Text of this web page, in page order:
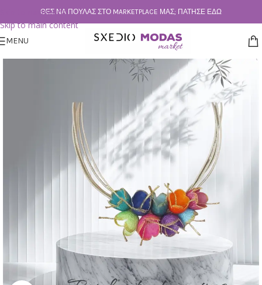
Skip to navigation
Skip to main content
ΘΕΣ ΝΑ ΠΟΥΛΆΣ ΣΤΟ MARKETPLACE ΜΑΣ; ΠΆΤΗΣΕ ΕΔΏ
MENU